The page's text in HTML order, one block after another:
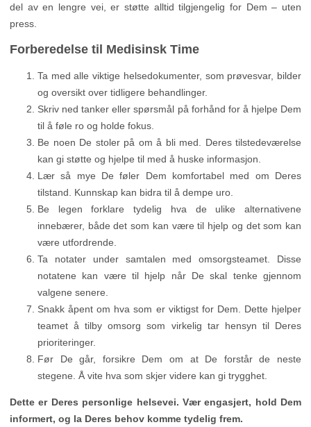
del av en lengre vei, er støtte alltid tilgjengelig for Dem – uten
press.
Forberedelse til Medisinsk Time
Ta med alle viktige helsedokumenter, som prøvesvar, bilder
og oversikt over tidligere behandlinger.
Skriv ned tanker eller spørsmål på forhånd for å hjelpe Dem
til å føle ro og holde fokus.
Be noen De stoler på om å bli med. Deres tilstedeværelse
kan gi støtte og hjelpe til med å huske informasjon.
Lær så mye De føler Dem komfortabel med om Deres
tilstand. Kunnskap kan bidra til å dempe uro.
Be legen forklare tydelig hva de ulike alternativene
innebærer, både det som kan være til hjelp og det som kan
være utfordrende.
Ta notater under samtalen med omsorgsteamet. Disse
notatene kan være til hjelp når De skal tenke gjennom
valgene senere.
Snakk åpent om hva som er viktigst for Dem. Dette hjelper
teamet å tilby omsorg som virkelig tar hensyn til Deres
prioriteringer.
Før De går, forsikre Dem om at De forstår de neste
stegene. Å vite hva som skjer videre kan gi trygghet.
Dette er Deres personlige helsevei. Vær engasjert, hold Dem
informert, og la Deres behov komme tydelig frem.